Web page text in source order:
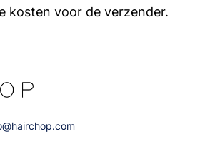
kosten voor de verzender.